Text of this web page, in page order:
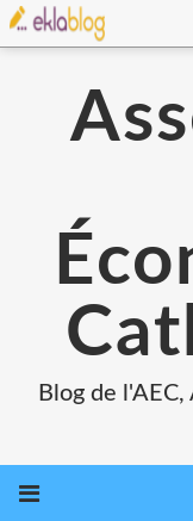
Blog de